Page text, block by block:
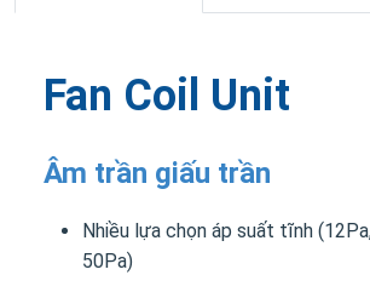
Fan Coil Unit
Âm trần giấu trần
Nhiều lựa chọn áp suất tĩnh
50Pa)